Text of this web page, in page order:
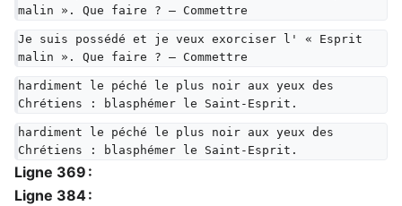
malin ». Que faire ? — Commettre
Je suis possédé et je veux exorciser l' « Esprit
malin ». Que faire ? — Commettre
hardiment le péché le plus noir aux yeux des
Chrétiens : blasphémer le Saint-Esprit.
hardiment le péché le plus noir aux yeux des
Chrétiens : blasphémer le Saint-Esprit.
Ligne 369 :
Ligne 384 :